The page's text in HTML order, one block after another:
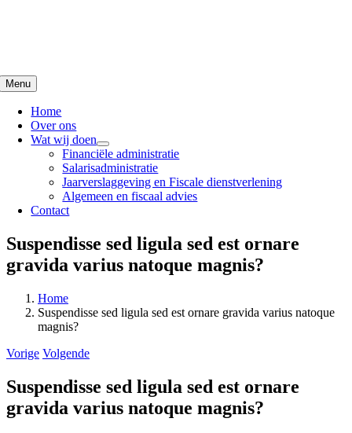
Menu
Home
Over ons
Wat wij doen
Financiële administratie
Salarisadministratie
Jaarverslaggeving en Fiscale dienstverlening
Algemeen en fiscaal advies
Contact
Suspendisse sed ligula sed est ornare
gravida varius natoque magnis?
Home
Suspendisse sed ligula sed est ornare gravida varius natoque
magnis?
Vorige Volgende
Suspendisse sed ligula sed est ornare
gravida varius natoque magnis?